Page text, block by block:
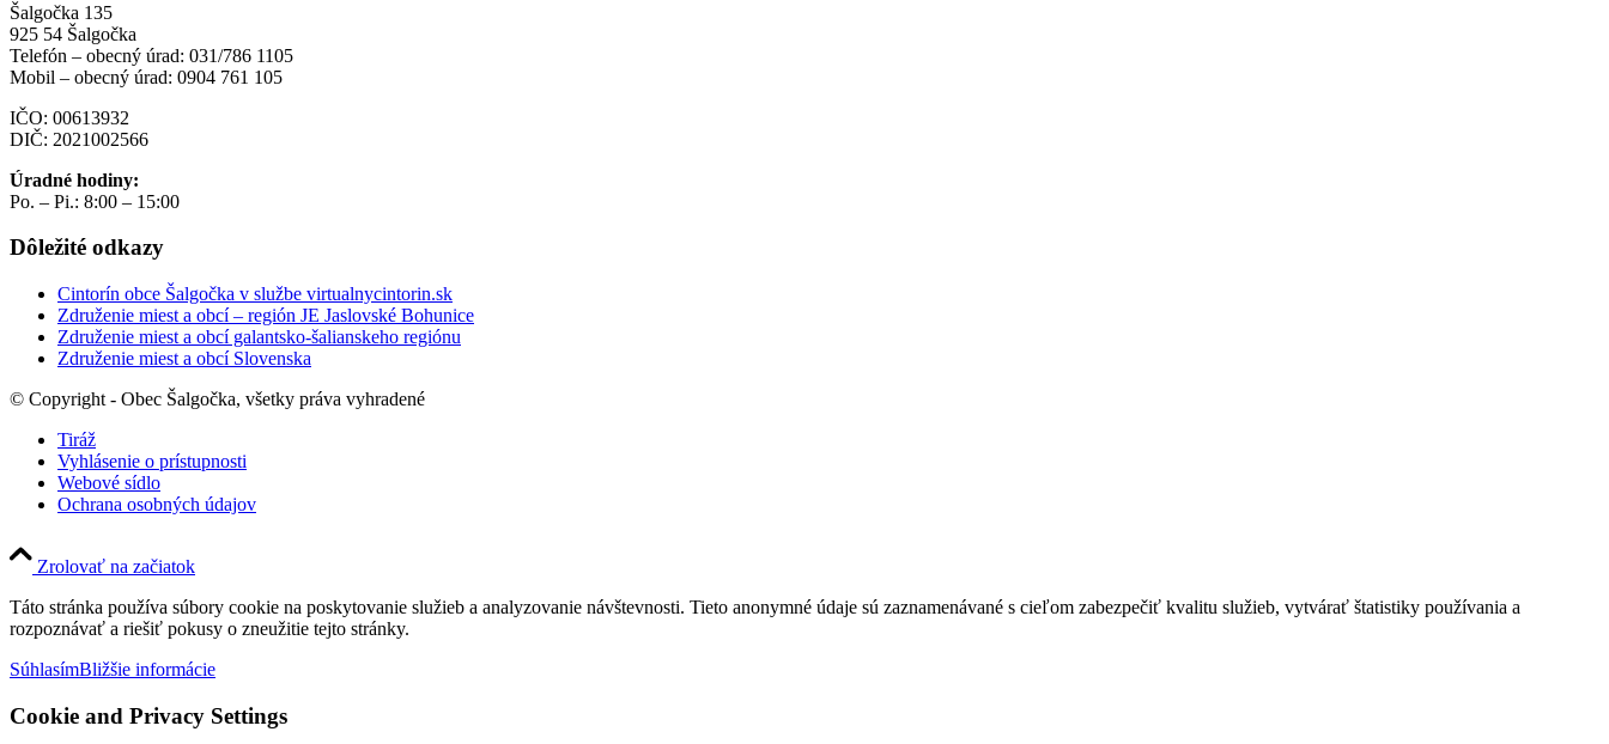
Šalgočka 135
925 54 Šalgočka
Telefón – obecný úrad: 031/786 1105
Mobil – obecný úrad: 0904 761 105
IČO: 00613932
DIČ: 2021002566
Úradné hodiny:
Po. – Pi.: 8:00 – 15:00
Dôležité odkazy
Cintorín obce Šalgočka v službe virtualnycintorin.sk
Združenie miest a obcí – región JE Jaslovské Bohunice
Združenie miest a obcí galantsko-šalianskeho regiónu
Združenie miest a obcí Slovenska
© Copyright - Obec Šalgočka, všetky práva vyhradené
Tiráž
Vyhlásenie o prístupnosti
Webové sídlo
Ochrana osobných údajov
Zrolovať na začiatok
Táto stránka používa súbory cookie na poskytovanie služieb a analyzovanie návštevnosti. Tieto anonymné údaje sú zaznamenávané s cieľom zabezpečiť kvalitu služieb, vytvárať štatistiky používania a
rozpoznávať a riešiť pokusy o zneužitie tejto stránky.
SúhlasímBližšie informácie
Cookie and Privacy Settings